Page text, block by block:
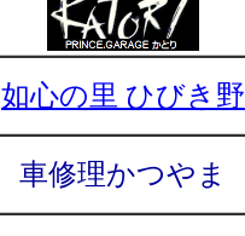
如心の里 ひびき野
車修理かつやま